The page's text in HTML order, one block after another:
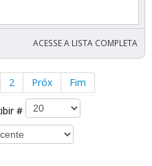
ACESSE A LISTA COMPLETA
2 Próx Fim
#